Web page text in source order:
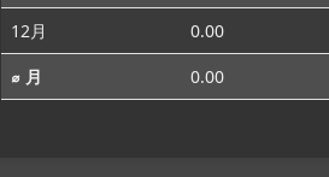
12月
0.00
⌀ 月
0.00